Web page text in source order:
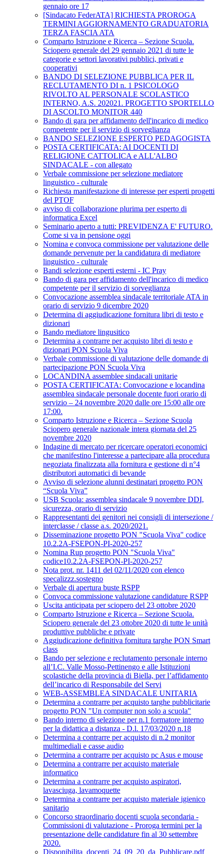
gennaio ore 17
[Sindacato FederATA] RICHIESTA PROROGA
TERMINI AGGIORNAMENTO GRADUATORIA
TERZA FASCIA ATA
Comparto Istruzione e Ricerca – Sezione Scuola.
Sciopero generale del 29 gennaio 2021 di tutte le
categorie e settori lavorativi pubblici, privati e
cooperativi
BANDO DI SELEZIONE PUBBLICA PER IL
RECLUTAMENTO DI n. 1 PSICOLOGO
RIVOLTO AL PERSONALE SCOLASTICO
INTERNO, A.S. 202021. PROGETTO SPORTELLO
DI ASCOLTO MONITOR 440
Bando di gara per affidamento dell'incarico di medico
competente per il servizio di sorveglianza
BANDO SELEZIONE ESPERTO PEDAGOGISTA
POSTA CERTIFICATA: AI DOCENTI DI
RELIGIONE CATTOLICA e ALL'ALBO
SINDACALE - con allegato
Verbale commissione per selezione mediatore
linguistico - culturale
Richiesta manifestazione di interesse per esperti progetti
del PTOF
avviso di collaborazione plurima per esperto di
informatica Excel
Seminario aperto a tutti: PREVIDENZA E' FUTURO.
Come si va in pensione oggi
Nomina e convoca commissione per valutazione delle
domande pervenute per la candidatura di mediatore
linguistico - culturale
Bandi selezione esperti esterni - IC Pray
Bando di gara per affidamento dell'incarico di medico
competente per il servizio di sorveglianza
Convocazione assemblea sindacale territoriale ATA in
orario di servizio 9 dicembre 2020
Determina di aggiudicazione fornitura libri di testo e
dizionari
Bando mediatore lingusitico
Determina a contrarre per acquisto libri di testo e
dizionari PON Scuola Viva
Verbale commissione di valutazione delle domande di
partecipazione PON Scuola Viva
LOCANDINA assemblee sindacali unitarie
POSTA CERTIFICATA: Convocazione e locandina
assemblea sindacale personale docente fuori orario di
servizio – 24 novembre 2020 dalle ore 15:00 alle ore
17:00.
Comparto Istruzione e Ricerca – Sezione Scuola
Sciopero generale nazionale intera giornata del 25
novembre 2020
Indagine di mercato per ricercare operatori economici
che manifestino l'interesse a partecipare alla procedura
negoziata finalizzata alla fornitura e gestione di n°4
distributori automatici di bevande
Avviso di selezione alunni destinatari progetto PON
“Scuola Viva”
USB Scuola: assemblea sindacale 9 novembre DDI,
sicurezza, orario di servizio
Rappresentanti dei genitori nei consigli di intersezione /
interclasse / classe a.s. 2020/2021.
Disseminazione progetto PON "Scuola Viva" codice
10.2.2A-FSEPON-PI-2020-257
Nomina Rup progetto PON "Scuola Viva"
codice10.2.2A-FSEPON-PI-2020-257
Nota prot. nr. 1411 del 02/11/2020 con elenco
specalizzz.sostegno
Verbale di apertura buste RSPP
Convoca commissione valutazione candidature RSPP
Uscita anticipata per sciopero del 23 ottobre 2020
Comparto Istruzione e Ricerca – Sezione Scuola.
Sciopero generale del 23 ottobre 2020 di tutte le unità
produttive pubbliche e private
Aggiudicazione definitiva fornitura targhe PON Smart
class
Bando per selezione e reclutamento personale interno
all’I.C. Valle Mosso-Pettinengo e alle Istituzioni
scolastiche della provincia di Biella, per l’affidamento
dell’incarico di Responsabile del Servi
WEB-ASSEMBLEA SINDACALE UNITARIA
Determina a contrarre per acquisto targhe pubblicitarie
progetto PON "Un computer non solo a scuola"
Bando interno di selezione per n.1 formatore interno
per la didattica a distanza - D.l. 17/03/2020 n.18
Determina a contrarre per acquisto di n.2 monitor
multimediali e casse audio
Determina a contrarre per acquisto pc Asus e mouse
Determina a contrarre per acquisto materiale
informatico
Determina a contrarre per acquisto aspiratori,
lavasciuga, lavamoquette
Determina a contrarre per acquisto materiale igienico
sanitario
Concorso straordinario docenti scuola secondaria -
Commissioni di valutazione - Proroga termini per la
presentazione delle candidature fin al 30 settembre
2020.
Disponibilita_docenti_24_09_20_da_Pubblicare.pdf